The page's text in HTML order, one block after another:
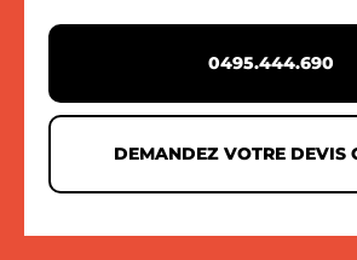
0495.444.690
DEMANDEZ VOTRE DEVIS